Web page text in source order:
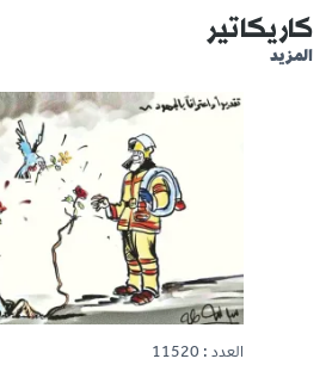
كاريكاتير
المزيد
العدد : 11520